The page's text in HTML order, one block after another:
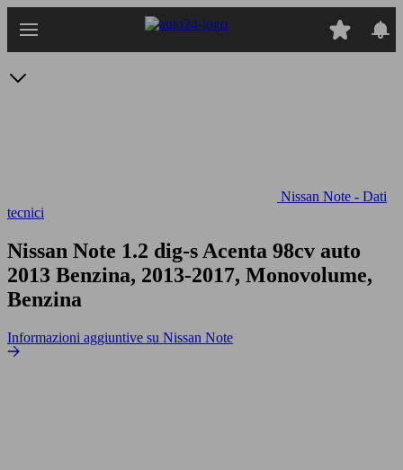
Nissan Note - Dati
tecnici
Nissan Note 1.2 dig-s Acenta 98cv auto
2013 Benzina, 2013-2017, Monovolume,
Benzina
Informazioni aggiuntive su Nissan Note